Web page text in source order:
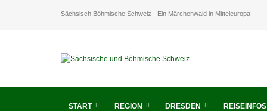
Sächsisch Böhmische Schweiz - Ein Märchenwald in Mitteleuropa
START REGION DRESDEN REISEINFOS